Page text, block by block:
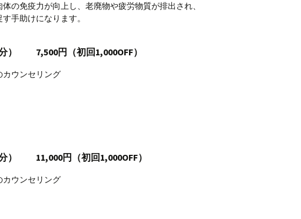
の免疫力が向上し、老廃物や疲労物質が排出され、
手助けになります。
） 7,500円（初回1,000OFF）
ウンセリング
） 11,000円（初回1,000OFF）
ウンセリング